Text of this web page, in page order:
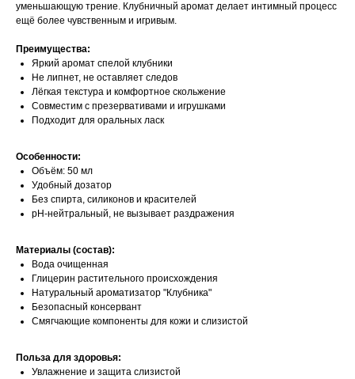
уменьшающую трение. Клубничный аромат делает интимный процесс
ещё более чувственным и игривым.
Преимущества:
Яркий аромат спелой клубники
Не липнет, не оставляет следов
Лёгкая текстура и комфортное скольжение
Совместим с презервативами и игрушками
Подходит для оральных ласк
Особенности:
Объём: 50 мл
Удобный дозатор
Без спирта, силиконов и красителей
pH-нейтральный, не вызывает раздражения
Материалы (состав):
Вода очищенная
Глицерин растительного происхождения
Натуральный ароматизатор "Клубника"
Безопасный консервант
Смягчающие компоненты для кожи и слизистой
Польза для здоровья:
Увлажнение и защита слизистой